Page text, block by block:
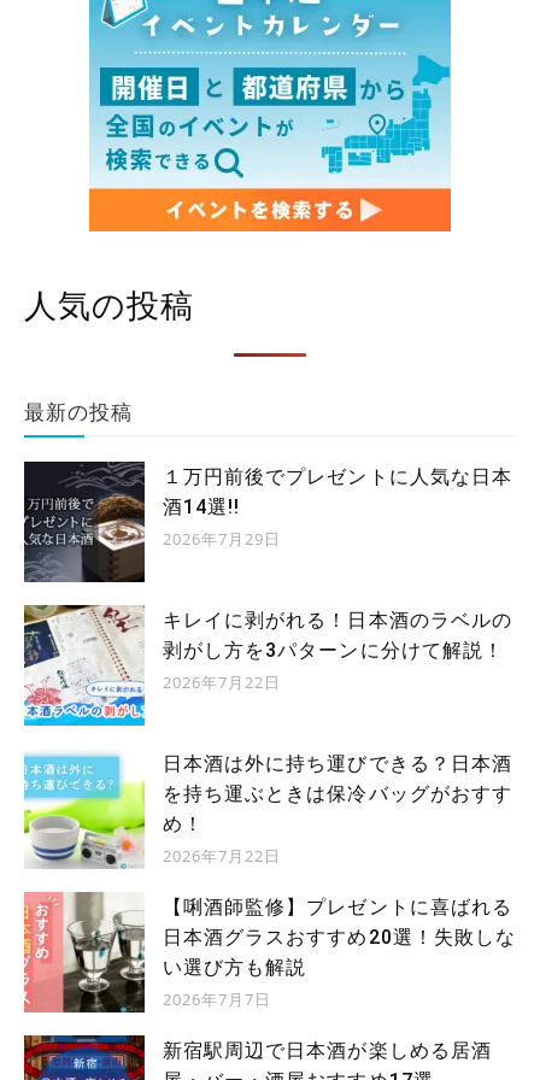
人気の投稿
最新の投稿
１万円前後でプレゼントに人気な日本
酒14選!!
2026年7月29日
キレイに剥がれる！日本酒のラベルの
剥がし方を3パターンに分けて解説！
2026年7月22日
日本酒は外に持ち運びできる？日本酒
を持ち運ぶときは保冷バッグがおすす
め！
2026年7月22日
【唎酒師監修】プレゼントに喜ばれる
日本酒グラスおすすめ20選！失敗しな
い選び方も解説
2026年7月7日
新宿駅周辺で日本酒が楽しめる居酒